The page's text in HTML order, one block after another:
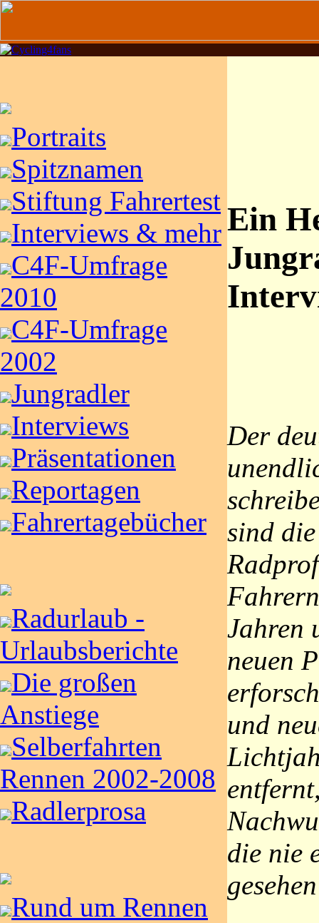
Portraits
Spitznamen
Stiftung Fahrertest
Interviews & mehr
C4F-Umfrage
2010
C4F-Umfrage
2002
Jungradler
Interviews
Präsentationen
Reportagen
Fahrertagebücher
Radurlaub -
Urlaubsberichte
Die großen
Anstiege
Selberfahrten
Rennen 2002-2008
Radlerprosa
Rund um Rennen
Ein
Der
sind
Jahren
neuen
und
die nie